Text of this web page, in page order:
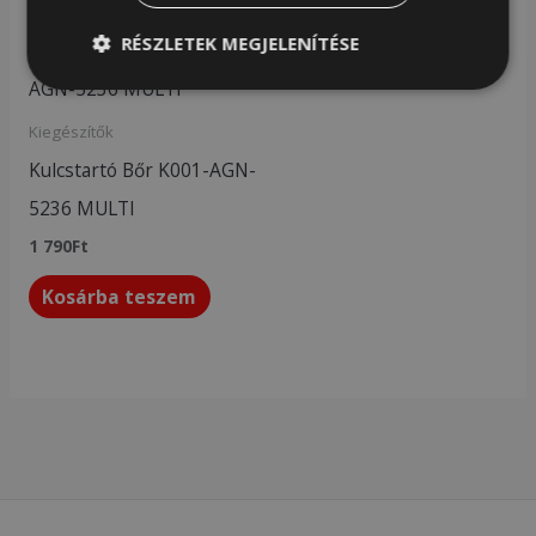
Kiegészítők
Kulcstartó Bőr K001-AGN-
5236 MULTI
1 790Ft
Kosárba teszem
RÉSZLETEK MEGJELENÍTÉSE